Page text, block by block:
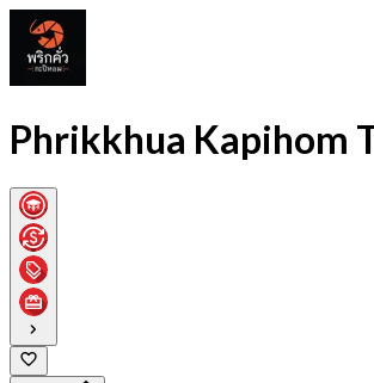
Phrikkhua Kapihom